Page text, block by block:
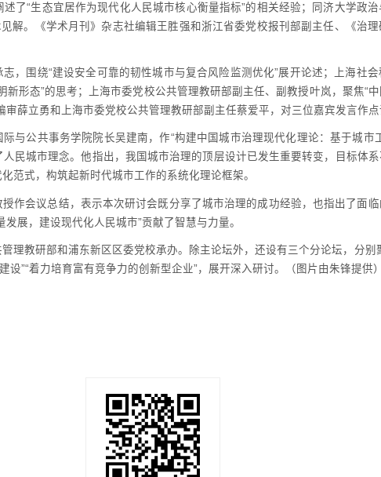
了“生态宜居作为现代化人民城市核心衡量指标”的相关经验；同济大学政
解。《学术月刊》杂志社编辑王胜强和浙江省委党校报刊部副主任、《治
，围绕“建设安全可靠的韧性城市与复合风险监测优化”展开论述；上海社
新形态”的思考；上海市委党校公共管理教研部副主任、副教授叶岚，聚焦“
薛立勇和上海市委党校公共管理教研部副主任蔡爱平，对三位嘉宾发言作点
与公共事务学院院长吴建南，作“构建中国城市治理现代化理论：基于城市
民城市理念。他指出，我国城市治理的顶层设计已发生重要转变，目标体系
范式，构筑起新时代城市工作的系统化理论框架。
作会议总结，表示本次研讨会既分享了城市治理的成功经验，也指出了面
展，建设现代化人民城市”贡献了智慧与力量。
理教研部和浦东新区区委党校承办。除主论坛外，还设有三个分论坛，分别
设”“着力培育富有竞争力的创新型企业”，展开深入研讨。（图片由朱锋提供）